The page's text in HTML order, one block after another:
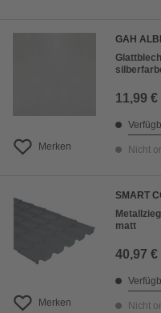
Merken
GAH
11,99 €
Nicht
Merken
SMART
matt
40,97 €
Nicht